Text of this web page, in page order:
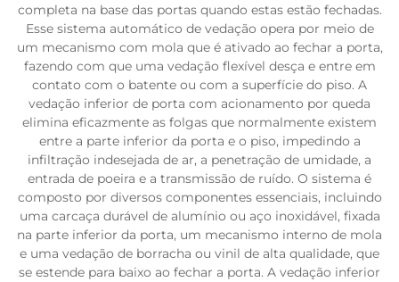
completa na base das portas quando estas estão fechadas.
Esse sistema automático de vedação opera por meio de
um mecanismo com mola que é ativado ao fechar a porta,
fazendo com que uma vedação flexível desça e entre em
contato com o batente ou com a superfície do piso. A
vedação inferior de porta com acionamento por queda
elimina eficazmente as folgas que normalmente existem
entre a parte inferior da porta e o piso, impedindo a
infiltração indesejada de ar, a penetração de umidade, a
entrada de poeira e a transmissão de ruído. O sistema é
composto por diversos componentes essenciais, incluindo
uma carcaça durável de alumínio ou aço inoxidável, fixada
na parte inferior da porta, um mecanismo interno de mola
e uma vedação de borracha ou vinil de alta qualidade, que
se estende para baixo ao fechar a porta. A vedação inferior